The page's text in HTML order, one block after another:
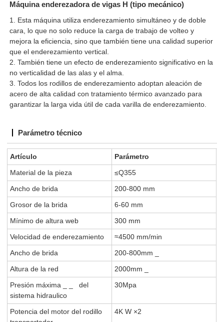
Máquina enderezadora de vigas H (tipo mecánico)
1. Esta máquina utiliza enderezamiento simultáneo y de doble
cara, lo que no solo reduce la carga de trabajo de volteo y
mejora la eficiencia, sino que también tiene una calidad superior
que el enderezamiento vertical.
2. También tiene un efecto de enderezamiento significativo en la
no verticalidad de las alas y el alma.
3. Todos los rodillos de enderezamiento adoptan aleación de
acero de alta calidad con tratamiento térmico avanzado para
garantizar la larga vida útil de cada varilla de enderezamiento.
Parámetro técnico
Artículo
Parámetro
Material de la pieza
≤Q355
Ancho de brida
200-800 mm
Grosor de la brida
6-60 mm
Mínimo de altura web
300 mm
Velocidad de enderezamiento
≈4500 mm/min
Ancho de brida
200-800mm
Altura de la red
2000mm
Presión máxima
del
sistema hidraulico
30Mpa
Potencia del motor del rodillo
4K W ×2